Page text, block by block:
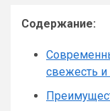
Содержание:
свежесть